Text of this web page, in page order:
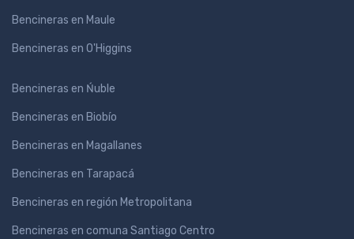
Bencineras en Maule
Bencineras en O'Higgins
Bencineras en Ńuble
Bencineras en Biobío
Bencineras en Magallanes
Bencineras en Tarapacá
Bencineras en región Metropolitana
Bencineras en comuna Santiago Centro